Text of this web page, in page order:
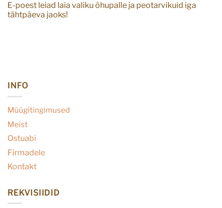
E-poest leiad laia valiku õhupalle ja peotarvikuid iga
tähtpäeva jaoks!
INFO
Müügitingimused
Meist
Ostuabi
Firmadele
Kontakt
REKVISIIDID